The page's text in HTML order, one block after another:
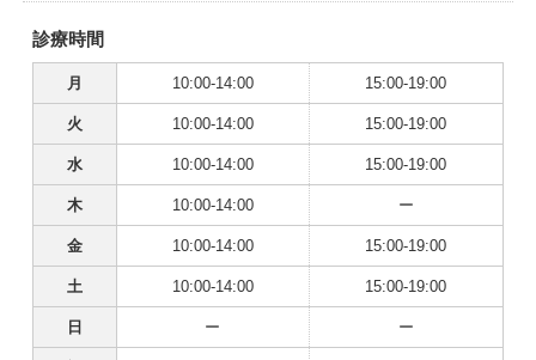
診療時間
月 10:00-14:00 15:00-19:00
火 10:00-14:00 15:00-19:00
水 10:00-14:00 15:00-19:00
木 10:00-14:00 ー
金 10:00-14:00 15:00-19:00
土 10:00-14:00 15:00-19:00
日 ー ー